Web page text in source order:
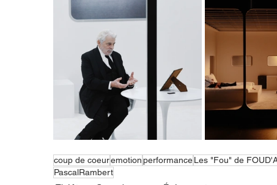
coup de coeuremotionperformanceLes "Fou" de
PascalRambert